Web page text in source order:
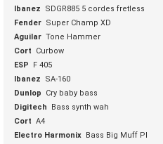
Ibanez
SDGR885 5 cordes fretless
Fender Super Champ XD
Aguilar Tone Hammer
Cort
Curbow
ESP
F 405
Ibanez
SA-160
Dunlop
Cry baby bass
Digitech
Bass synth wah
Cort A4
Electro Harmonix Bass Big Muff PI